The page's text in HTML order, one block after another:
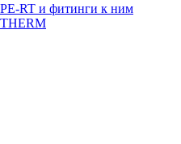
RT и фитинги к ним